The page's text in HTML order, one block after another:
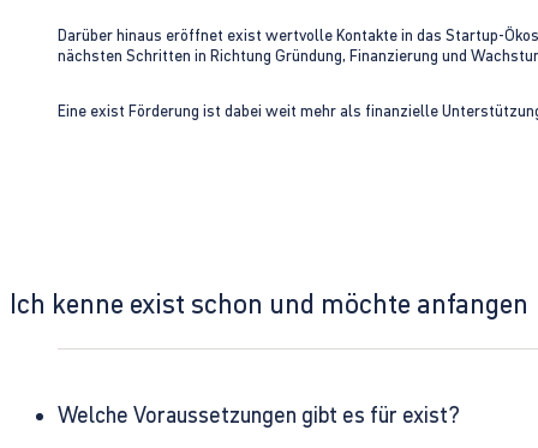
Darüber hinaus eröffnet exist wertvolle Kontakte in das Startup-
nächsten Schritten in Richtung Gründung, Finanzierung und
Eine exist Förderung ist dabei weit mehr als finanzielle
Ich kenne exist schon und möchte anfangen
Welche Voraussetzungen gibt es für exist?